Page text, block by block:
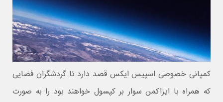
کمپانی خصوصی اسپیس ایکس قصد دارد تا گردشگران فضایی
که همراه با ایزاکمن سوار بر کپسول خواهند بود را به صورت